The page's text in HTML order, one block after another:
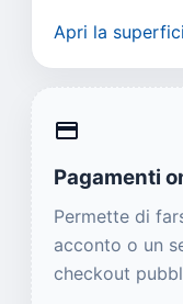
Apri la
credit_card
Pagamenti
Permette di
acconto o un
checkout